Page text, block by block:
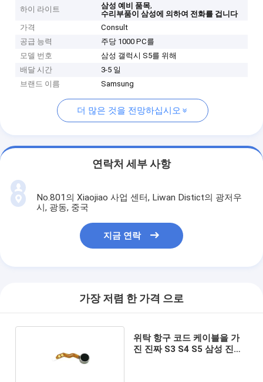
하이 라이트 삼성 예비 품목,
수리부품이 삼성에 의하여 전화를 겁니다
가격
Consult
공급 능력
주당 1000 PC를
모델 번호
삼성 갤럭시 S5를 위해
배달 시간
3-5 일
브랜드 이름
Samsung
더 많은 것을 전망하십시오
연락처 세부 사항
No.801의 Xiaojiao 사업 센터, Liwan Distict의 광저우
시, 광동, 중국
지금 연락
가장 저렴 한 가격 으로
위탁 항구 코드 케이블을 가
진 진짜 S3 S4 S5 삼성 진동